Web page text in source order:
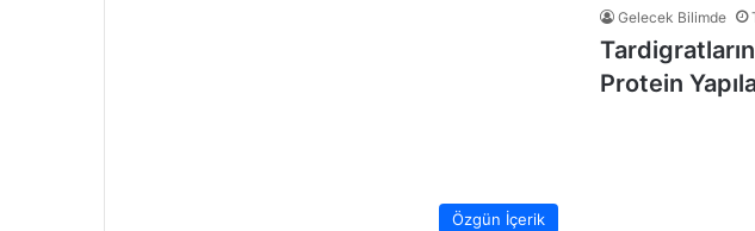
Özgün İçerik
Gelecek Bilimde
Protein